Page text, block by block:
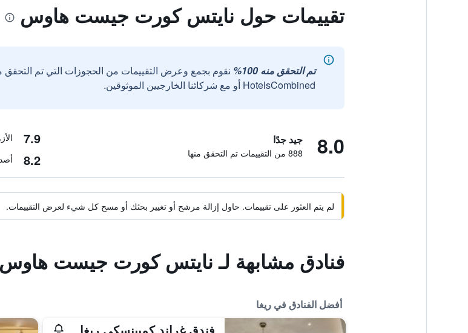
تقييمات حول نايتس كورت جيست هاوس
تم التحقق منه 100%
نقوم بجمع وعرض التقييمات من الحجوزات التي تم
HotelsCombined أو مع شركائنا الخارجيين الموثوقين.
8.0 جيد جدًا
888 من التقييمات تم التحقق منها
7.9
8.2
لم يتم العثور على تقييمات. حاول إزالة مرشح أو تغيير بحثك أو مسح كل شيء لعرض التقييمات.
فنادق مشابهة لـ نايتس كورت جيست هاوس
أفضل الفنادق في ريغا